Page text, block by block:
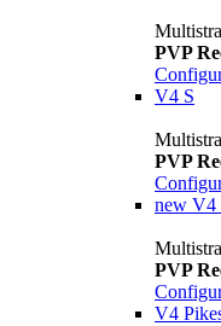
PVP
V4 S
PVP
new V4
PVP
V4